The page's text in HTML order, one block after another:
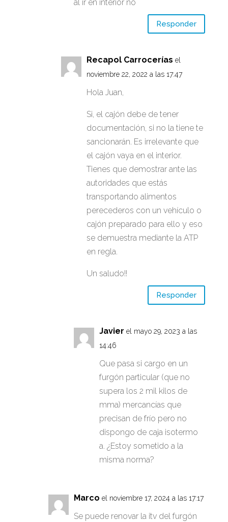
al ir en interior no
Responder
Recapol Carrocerías el
noviembre 22, 2022 a las 17:47
Hola Juan,
Si, el cajón debe de tener
documentación, si no la tiene te
sancionarán. Es irrelevante que
el cajón vaya en el interior.
Tienes que demostrar ante las
autoridades que estás
transportando alimentos
perecederos con un vehículo o
cajón preparado para ello y eso
se demuestra mediante la ATP
en regla.
Un saludo!!
Responder
Javier el mayo 29, 2023 a las
14:46
Que pasa si cargo en un
furgón particular (que no
supera los 2 mil kilos de
mma) mercancías que
precisan de frío pero no
dispongo de caja isotermo
a. ¿Estoy sometido a la
misma norma?
Marco el noviembre 17, 2024 a las 17:17
Se puede renovar la itv del furgón